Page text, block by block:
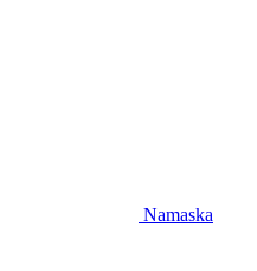
Namaska